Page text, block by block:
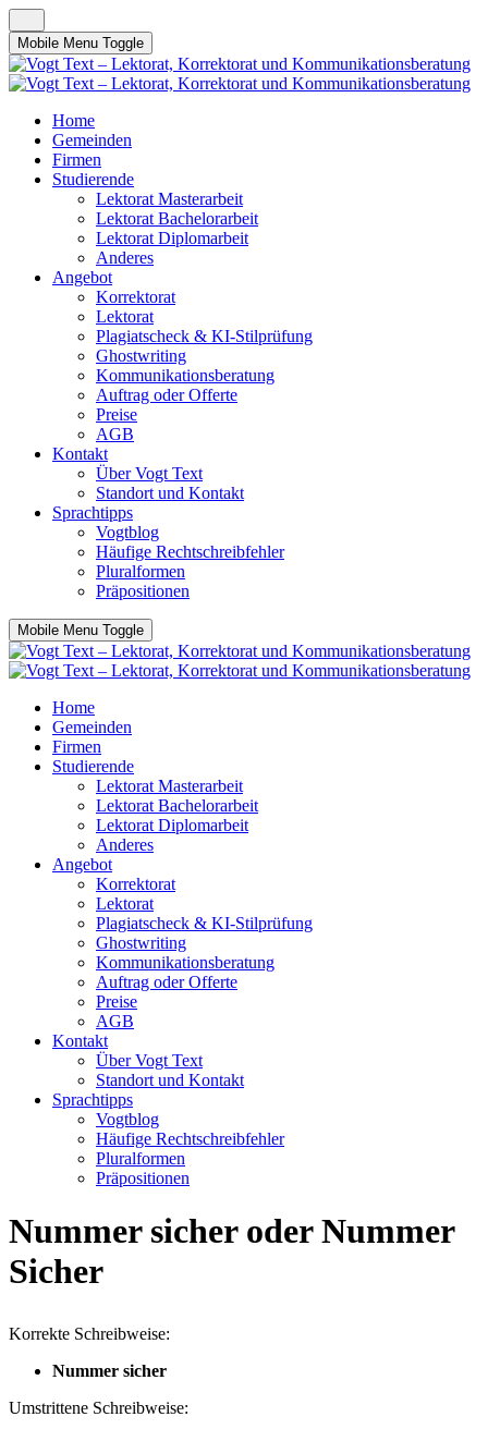
Mobile Menu Toggle
Home
Gemeinden
Firmen
Studierende
Lektorat Masterarbeit
Lektorat Bachelorarbeit
Lektorat Diplomarbeit
Anderes
Angebot
Korrektorat
Lektorat
Plagiatscheck & KI-Stilprüfung
Ghostwriting
Kommunikationsberatung
Auftrag oder Offerte
Preise
AGB
Kontakt
Über Vogt Text
Standort und Kontakt
Sprachtipps
Vogtblog
Häufige Rechtschreibfehler
Pluralformen
Präpositionen
Mobile Menu Toggle
Home
Gemeinden
Firmen
Studierende
Lektorat Masterarbeit
Lektorat Bachelorarbeit
Lektorat Diplomarbeit
Anderes
Angebot
Korrektorat
Lektorat
Plagiatscheck & KI-Stilprüfung
Ghostwriting
Kommunikationsberatung
Auftrag oder Offerte
Preise
AGB
Kontakt
Über Vogt Text
Standort und Kontakt
Sprachtipps
Vogtblog
Häufige Rechtschreibfehler
Pluralformen
Präpositionen
Nummer sicher oder Nummer
Sicher
Korrekte Schreibweise:
Nummer sicher
Umstrittene Schreibweise: